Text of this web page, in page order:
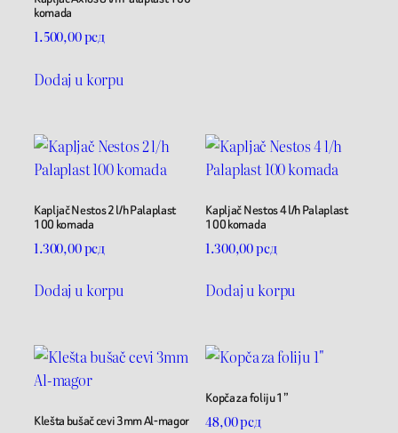
komada
1.500,00рсд
Dodaj u korpu
Kapljač Nestos 2 l/h Palaplast
100 komada
1.300,00рсд
Dodaj u korpu
Kapljač Nestos 4 l/h Palaplast
100 komada
1.300,00рсд
Dodaj u korpu
Klešta bušač cevi 3mm Al-magor
Kopča za foliju 1”
48,00рсд